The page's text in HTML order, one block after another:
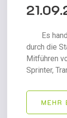
Es
durch die
Mitführen
Sprinter,
MEHR